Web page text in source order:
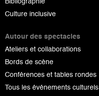
Culture inclusive
Autour des spectacles
Ateliers et collaborations
Bords de scène
Conférences et tables rondes
Tous les événements culturels